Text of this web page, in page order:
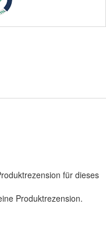
für dieses
Produktrezension.